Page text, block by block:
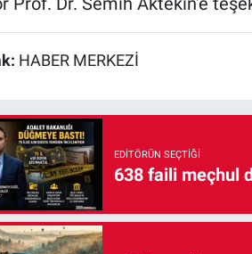
HABER MERKEZİ
EDITÖRÜN SEÇTIĞI
638 faili meçhul